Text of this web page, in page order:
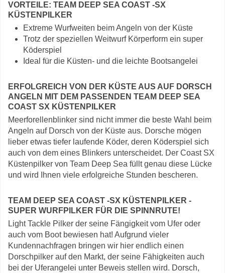
VORTEILE: TEAM DEEP SEA COAST -SX
KÜSTENPILKER
Extreme Wurfweiten beim Angeln von der Küste
Trotz der speziellen Weitwurf Körperform ein super
Köderspiel
Ideal für die Küsten- und die leichte Bootsangelei
ERFOLGREICH VON DER KÜSTE AUS AUF DORSCH
ANGELN MIT DEM PASSENDEN TEAM DEEP SEA
COAST SX KÜSTENPILKER
Meerforellenblinker sind nicht immer die beste Wahl beim
Angeln auf Dorsch von der Küste aus. Dorsche mögen
lieber etwas tiefer laufende Köder, deren Köderspiel sich
auch von dem eines Blinkers unterscheidet. Der Coast SX
Küstenpilker von Team Deep Sea füllt genau diese Lücke
und wird Ihnen viele erfolgreiche Stunden bescheren.
TEAM DEEP SEA COAST -SX KÜSTENPILKER -
SUPER WURFPILKER FÜR DIE SPINNRUTE!
Light Tackle Pilker der seine Fängigkeit vom Ufer oder
auch vom Boot bewiesen hat! Aufgrund vieler
Kundennachfragen bringen wir hier endlich einen
Dorschpilker auf den Markt, der seine Fähigkeiten auch
bei der Uferangelei unter Beweis stellen wird. Dorsch,